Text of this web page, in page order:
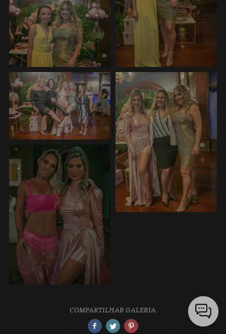
COMPARTILHAR GALERIA